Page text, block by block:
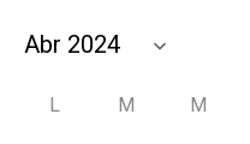
L M M